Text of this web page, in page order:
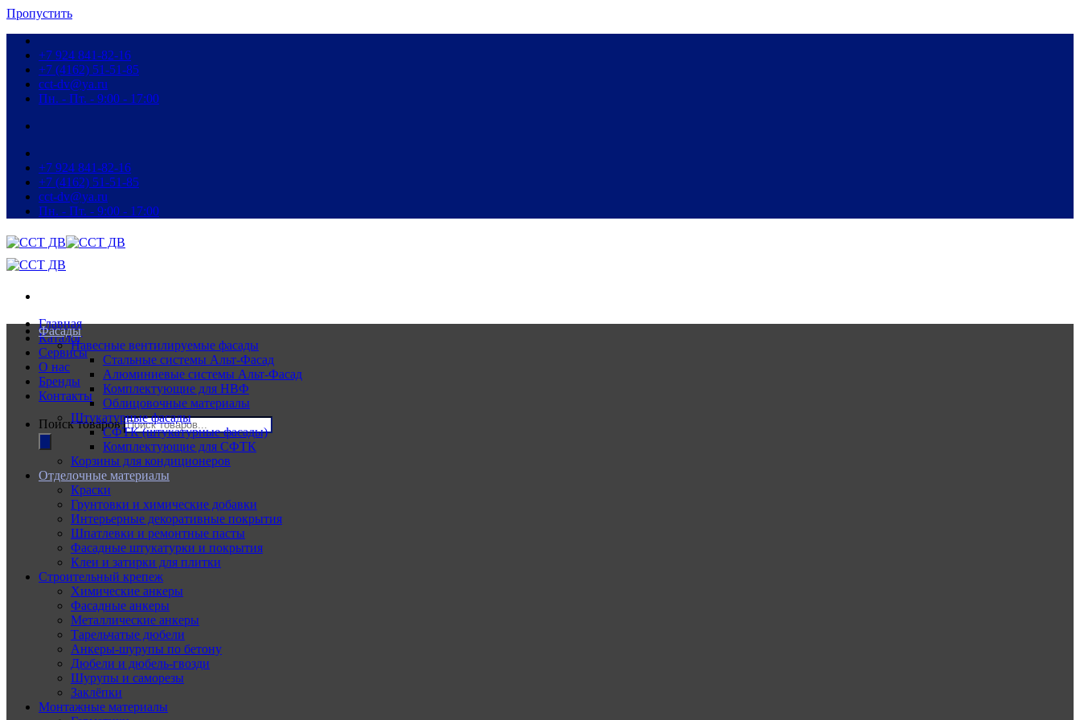
Пропустить
+7 924 841-82-16
+7 (4162) 51-51-85
cct-dv@ya.ru
Пн. - Пт. - 9:00 - 17:00
+7 924 841-82-16
+7 (4162) 51-51-85
cct-dv@ya.ru
Пн. - Пт. - 9:00 - 17:00
Главная
Каталог
Сервисы
О нас
Бренды
Контакты
Поиск товаров
Фасады
Навесные вентилируемые фасады
Стальные системы Альт-Фасад
Алюминиевые системы Альт-Фасад
Комплектующие для НВФ
Облицовочные материалы
Штукатурные фасады
СФТК (штукатурные фасады)
Комплектующие для СФТК
Корзины для кондиционеров
Отделочные материалы
Краски
Грунтовки и химические добавки
Интерьерные декоративные покрытия
Шпатлевки и ремонтные пасты
Фасадные штукатурки и покрытия
Клеи и затирки для плитки
Строительный крепеж
Химические анкеры
Фасадные анкеры
Металлические анкеры
Тарельчатые дюбели
Анкеры-шурупы по бетону
Дюбели и дюбель-гвозди
Шурупы и саморезы
Заклёпки
Монтажные материалы